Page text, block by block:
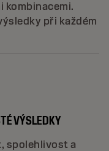
kombinacemi.
při každém
VÝSLEDKY
spolehlivost a